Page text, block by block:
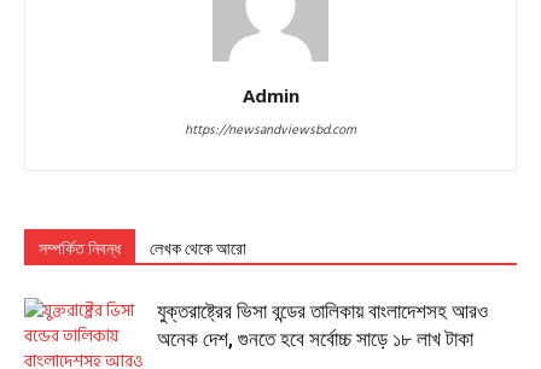
Admin
https://newsandviewsbd.com
সম্পর্কিত নিবন্ধ লেখক থেকে আরো
যুক্তরাষ্ট্রের ভিসা বন্ডের তালিকায় বাংলাদেশসহ আরও
অনেক দেশ, গুনতে হবে সর্বোচ্চ সাড়ে ১৮ লাখ টাকা